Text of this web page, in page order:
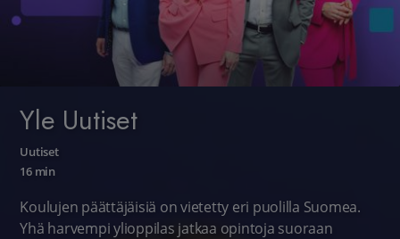
Yle Uutiset
Uutiset
16 min
Koulujen päättäjäisiä on vietetty eri puolilla Suomea.
Yhä harvempi ylioppilas jatkaa opintoja suoraan